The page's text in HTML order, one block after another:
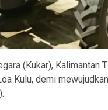
(Kukar), Kalimantan
Kulu, demi